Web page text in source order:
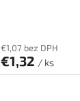
€1,07 bez DPH
€1,32 / ks